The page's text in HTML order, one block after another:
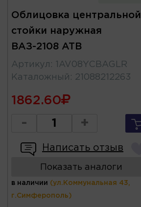
Облицовка центральной
стойки наружная
ВАЗ-2108 ATB
Артикул :
1AV08YCBAGLR
Каталожный : 21088212263
1862.60
- +
Написать отзыв
Показать аналоги
в наличии (ул.Коммунальная 43,
г.Симферополь)